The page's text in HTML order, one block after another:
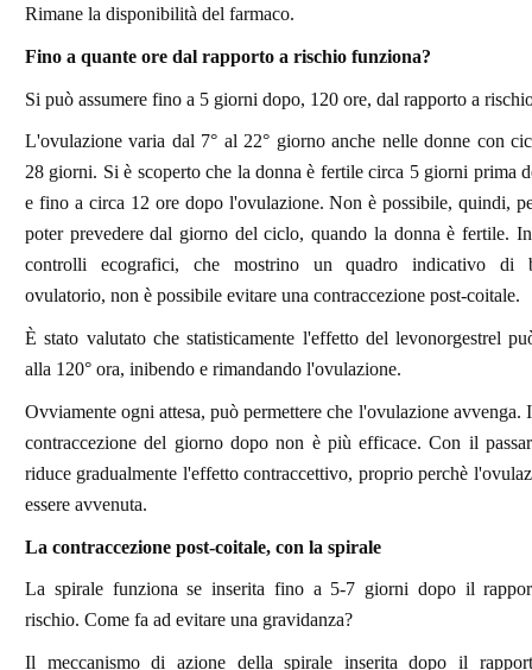
Rimane la disponibilità del farmaco.
Fino a quante ore dal rapporto a rischio funziona?
Si può assumere fino a 5 giorni dopo, 120 ore, dal rapporto a
L'ovulazione varia dal 7° al 22° giorno anche nelle donne con
28 giorni. Si è scoperto che la donna è fertile circa 5 giorni prima
e fino a circa 12 ore dopo l'ovulazione. Non è possibile, quindi,
poter prevedere dal giorno del ciclo, quando la donna è fertile.
controlli ecografici, che mostrino un quadro indicativo di
ovulatorio, non è possibile evitare una contraccezione post-coitale.
È stato valutato che statisticamente l'effetto del levonorgestrel
alla 120° ora, inibendo e rimandando l'ovulazione.
Ovviamente ogni attesa, può permettere che l'ovulazione avvenga.
contraccezione del giorno dopo non è più efficace. Con il
riduce gradualmente l'effetto contraccettivo, proprio perchè
essere avvenuta.
La contraccezione post-coitale, con la spirale
La spirale funziona se inserita fino a 5-7 giorni dopo il
rischio. Come fa ad evitare una gravidanza?
Il meccanismo di azione della spirale inserita dopo il